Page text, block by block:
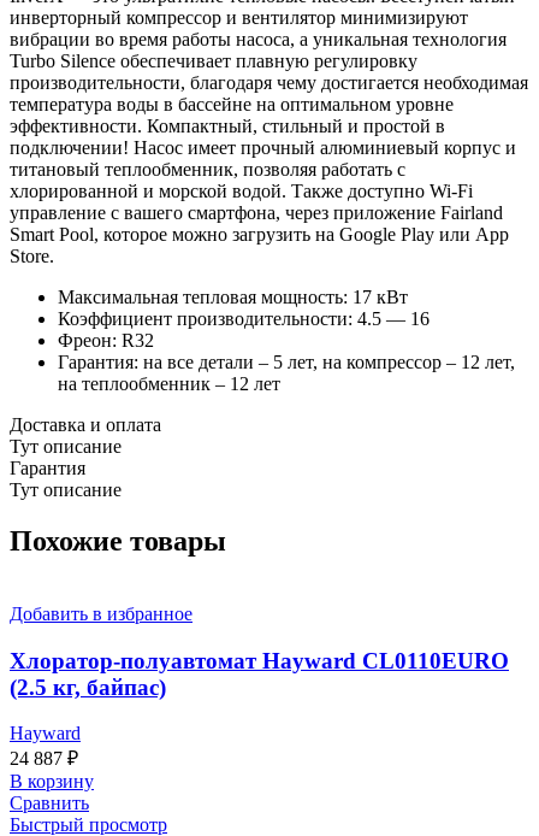
инверторный компрессор и вентилятор минимизируют
вибрации во время работы насоса, а уникальная технология
Turbo Silence обеспечивает плавную регулировку
производительности, благодаря чему достигается необходимая
температура воды в бассейне на оптимальном уровне
эффективности. Компактный, стильный и простой в
подключении! Насос имеет прочный алюминиевый корпус и
титановый теплообменник, позволяя работать с
хлорированной и морской водой. Также доступно Wi-Fi
управление с вашего смартфона, через приложение Fairland
Smart Pool, которое можно загрузить на Google Play или App
Store.
Максимальная тепловая мощность: 17 кВт
Коэффициент производительности: 4.5 — 16
Фреон: R32
Гарантия: на все детали – 5 лет, на компрессор – 12 лет,
на теплообменник – 12 лет
Доставка и оплата
Тут описание
Гарантия
Тут описание
Похожие товары
Добавить в избранное
Хлоратор-полуавтомат Hayward CL0110EURO
(2.5 кг, байпас)
Hayward
24 887 ₽
В корзину
Сравнить
Быстрый просмотр